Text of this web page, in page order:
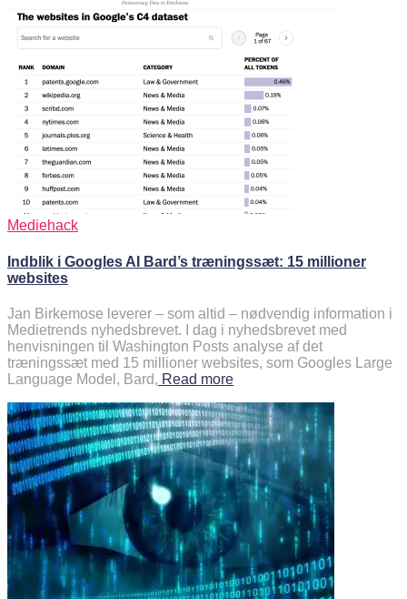
Mediehack
Indblik i Googles AI Bard’s træningssæt: 15 millioner
websites
Jan Birkemose leverer – som altid – nødvendig information i
Medietrends nyhedsbrevet. I dag i nyhedsbrevet med
henvisningen til Washington Posts analyse af det
træningssæt med 15 millioner websites, som Googles Large
Language Model, Bard, Read more